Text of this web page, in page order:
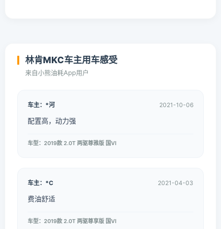
林肯MKC车主用车感受
来自小熊油耗App用户
车主：*河 2021-10-06
配置高，动力强
车型：2019款 2.0T 两驱尊雅版 国VI
车主：*C 2021-04-03
费油舒适
车型：2019款 2.0T 两驱尊享版 国VI